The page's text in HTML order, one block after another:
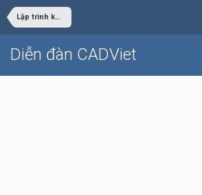
Lập trình khác
Diễn đàn CADViet